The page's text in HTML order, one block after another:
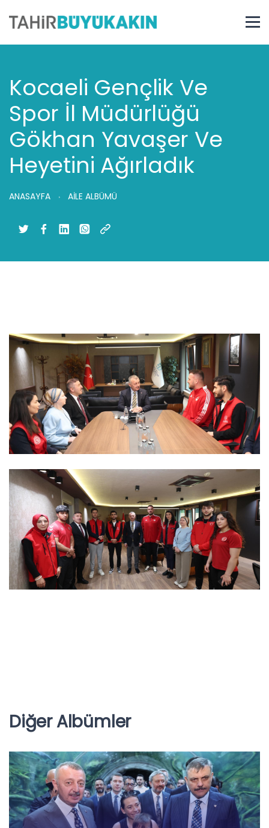
Kocaeli Gençlik Ve
Spor İl Müdürlüğü
Gökhan Yavaşer Ve
Heyetini Ağırladık
ANASAYFA AİLE ALBÜMÜ
Diğer Albümler